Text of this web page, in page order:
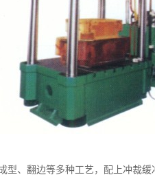
型、翻边等多种工艺，配上冲裁